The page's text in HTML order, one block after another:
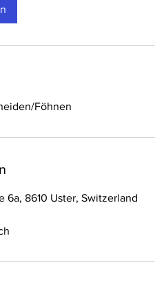
Föhnen
6a, 8610 Uster, Switzerland